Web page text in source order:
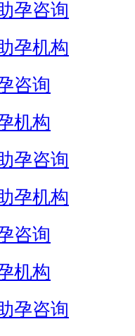
孕咨询
孕机构
咨询
机构
孕咨询
孕机构
咨询
机构
孕咨询